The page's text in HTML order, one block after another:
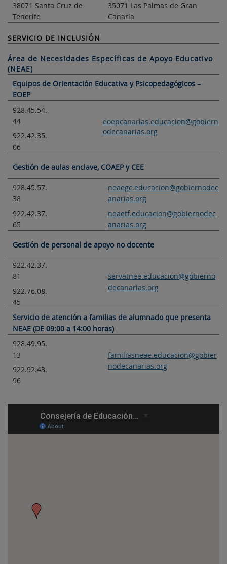
38071 Santa Cruz de
Tenerife
35071 Las Palmas de Gran
Canaria
SERVICIO DE INCLUSIÓN
Área de Necesidades Específicas de Apoyo Educativo
(NEAE)
Equipos de Orientación Educativa y Psicopedagógicos –
EOEP
928.45.54.
44
922.42.35.
06
eoepcanarias.educacion@gobiern
odecanarias.org
Gestión de aulas enclave, COAEP y CEE
928.45.57.
38
922.42.37.
65
neaegc.educacion@gobiernodec
anarias.org
neaetf.educacion@gobiernodec
anarias.org
Gestión de personal de apoyo no docente
922.42.37.
81
922.76.08.
45
servatnee.educacion@gobierno
decanarias.org
Servicio de atención a familias de alumnado que presenta
NEAE (DE 09:00 a 14:00 horas)
928.49.95.
13
922.92.43.
96
familiasneae.educacion@gobier
nodecanarias.org